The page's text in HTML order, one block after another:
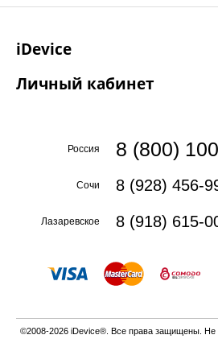
iDevice
Личный кабинет
Россия 8 (800)
Сочи 8 (928) 456-
Лазаревское 8 (918) 615-
©2008-2026 iDevice®. Все права защищены. Не